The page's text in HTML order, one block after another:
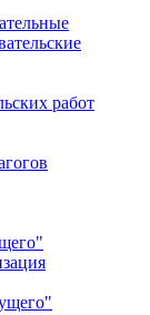
работ